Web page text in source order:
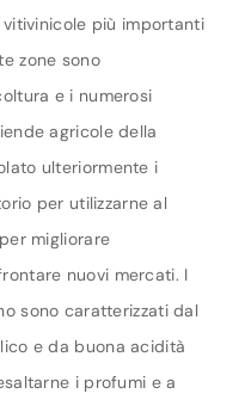
più importanti
zone sono
e i numerosi
agricole della
ulteriormente i
per utilizzarne al
migliorare
nuovi mercati. I
sono caratterizzati dal
e da buona acidità
i profumi e a